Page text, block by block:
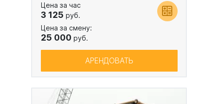
Цена за час
3 125 руб.
Цена за смену:
25 000 руб.
АРЕНДОВАТЬ